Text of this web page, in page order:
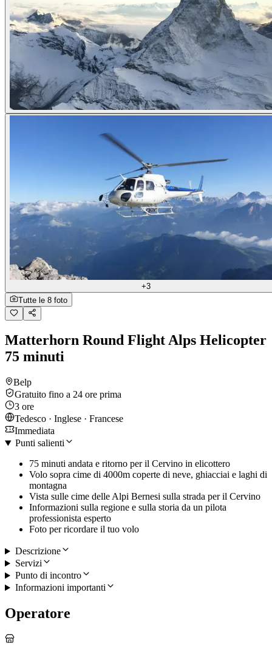
+3
Tutte le 8 foto
Matterhorn Round Flight Alps Helicopter
75 minuti
Belp
Gratuito fino a 24 ore prima
3 ore
Tedesco · Inglese · Francese
Immediata
Punti salienti
75 minuti andata e ritorno per il Cervino in elicottero
Volo sopra cime di 4000m coperte di neve, ghiacciai e laghi di
montagna
Vista sulle cime delle Alpi Bernesi sulla strada per il Cervino
Informazioni sulla regione e sulla storia da un pilota
professionista esperto
Foto per ricordare il tuo volo
Descrizione
Servizi
Punto di incontro
Informazioni importanti
Operatore